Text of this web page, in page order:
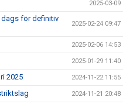
2025-03-09
dags för definitiv
2025-02-24 09:47
2025-02-06 14:53
2025-01-29 11:40
2025 2024-11-22 11:55
2024-11-21 20:48